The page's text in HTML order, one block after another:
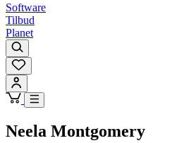
Software
Tilbud
Planet
Neela Montgomery